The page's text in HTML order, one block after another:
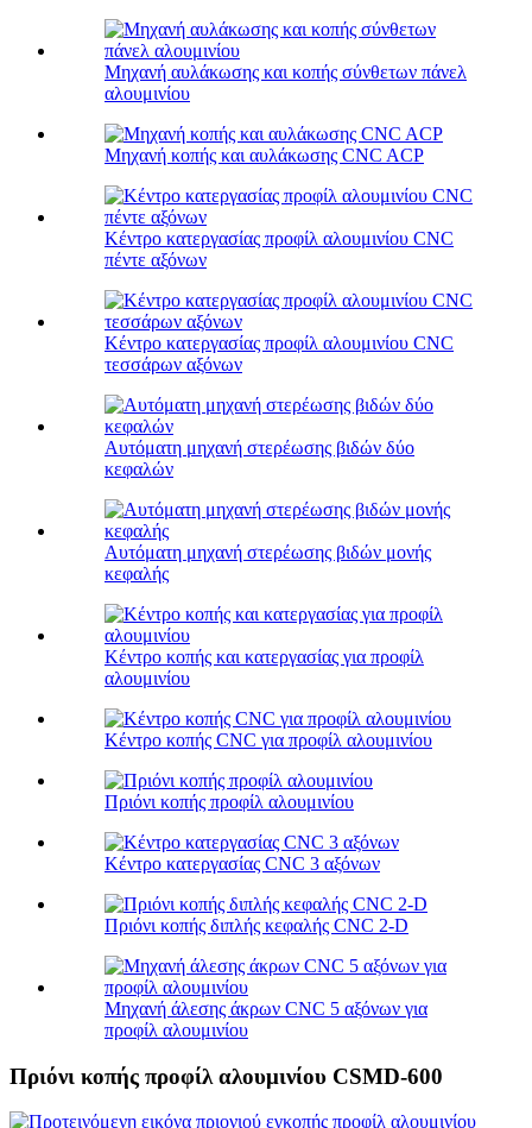
Μηχανή αυλάκωσης και κοπής σύνθετων πάνελ
αλουμινίου
Μηχανή κοπής και αυλάκωσης CNC ACP
Κέντρο κατεργασίας προφίλ αλουμινίου CNC
πέντε αξόνων
Κέντρο κατεργασίας προφίλ αλουμινίου CNC
τεσσάρων αξόνων
Αυτόματη μηχανή στερέωσης βιδών δύο
κεφαλών
Αυτόματη μηχανή στερέωσης βιδών μονής
κεφαλής
Κέντρο κοπής και κατεργασίας για προφίλ
αλουμινίου
Κέντρο κοπής CNC για προφίλ αλουμινίου
Πριόνι κοπής προφίλ αλουμινίου
Κέντρο κατεργασίας CNC 3 αξόνων
Πριόνι κοπής διπλής κεφαλής CNC 2-D
Μηχανή άλεσης άκρων CNC 5 αξόνων για
προφίλ αλουμινίου
Πριόνι κοπής προφίλ αλουμινίου CSMD-600